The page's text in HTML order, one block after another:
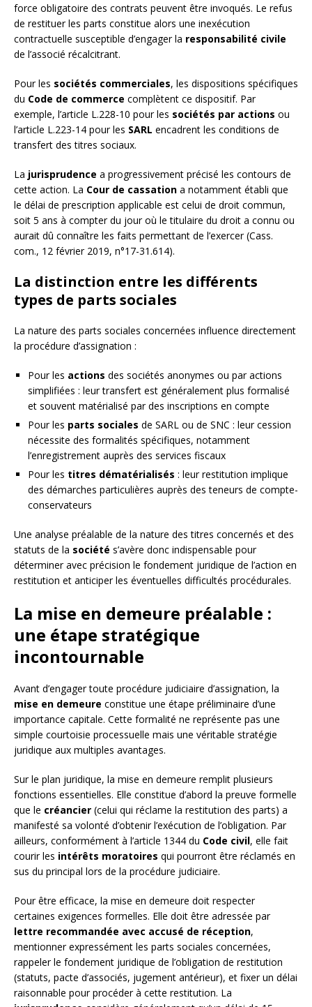
force obligatoire des contrats peuvent être invoqués. Le refus
de restituer les parts constitue alors une inexécution
contractuelle susceptible d’engager la responsabilité civile
de l’associé récalcitrant.
Pour les sociétés commerciales, les dispositions spécifiques
du Code de commerce complètent ce dispositif. Par
exemple, l’article L.228-10 pour les sociétés par actions ou
l’article L.223-14 pour les SARL encadrent les conditions de
transfert des titres sociaux.
La jurisprudence a progressivement précisé les contours de
cette action. La Cour de cassation a notamment établi que
le délai de prescription applicable est celui de droit commun,
soit 5 ans à compter du jour où le titulaire du droit a connu ou
aurait dû connaître les faits permettant de l’exercer (Cass.
com., 12 février 2019, n°17-31.614).
La distinction entre les différents
types de parts sociales
La nature des parts sociales concernées influence directement
la procédure d’assignation :
Pour les actions des sociétés anonymes ou par actions
simplifiées : leur transfert est généralement plus formalisé
et souvent matérialisé par des inscriptions en compte
Pour les parts sociales de SARL ou de SNC : leur cession
nécessite des formalités spécifiques, notamment
l’enregistrement auprès des services fiscaux
Pour les titres dématérialisés : leur restitution implique
des démarches particulières auprès des teneurs de compte-
conservateurs
Une analyse préalable de la nature des titres concernés et des
statuts de la société s’avère donc indispensable pour
déterminer avec précision le fondement juridique de l’action en
restitution et anticiper les éventuelles difficultés procédurales.
La mise en demeure préalable :
une étape stratégique
incontournable
Avant d’engager toute procédure judiciaire d’assignation, la
mise en demeure constitue une étape préliminaire d’une
importance capitale. Cette formalité ne représente pas une
simple courtoisie processuelle mais une véritable stratégie
juridique aux multiples avantages.
Sur le plan juridique, la mise en demeure remplit plusieurs
fonctions essentielles. Elle constitue d’abord la preuve formelle
que le créancier (celui qui réclame la restitution des parts) a
manifesté sa volonté d’obtenir l’exécution de l’obligation. Par
ailleurs, conformément à l’article 1344 du Code civil, elle fait
courir les intérêts moratoires qui pourront être réclamés en
sus du principal lors de la procédure judiciaire.
Pour être efficace, la mise en demeure doit respecter
certaines exigences formelles. Elle doit être adressée par
lettre recommandée avec accusé de réception,
mentionner expressément les parts sociales concernées,
rappeler le fondement juridique de l’obligation de restitution
(statuts, pacte d’associés, jugement antérieur), et fixer un délai
raisonnable pour procéder à cette restitution. La